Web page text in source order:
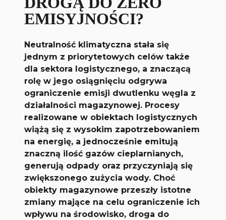
EMISYJNOŚCI?
Neutralność klimatyczna stała się
jednym z priorytetowych celów także
dla sektora logistycznego, a znaczącą
rolę w jego osiągnięciu odgrywa
ograniczenie emisji dwutlenku węgla z
działalności magazynowej. Procesy
realizowane w obiektach logistycznych
wiążą się z wysokim zapotrzebowaniem
na energię, a jednocześnie emitują
znaczną ilość gazów cieplarnianych,
generują odpady oraz przyczyniają się
zwiększonego zużycia wody. Choć
obiekty magazynowe przeszły istotne
zmiany mające na celu ograniczenie ich
wpływu na środowisko, droga do